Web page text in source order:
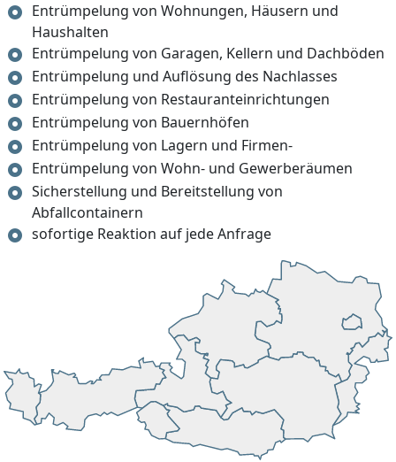
Entrümpelung von Wohnungen, Häusern und
Haushalten
Entrümpelung von Garagen, Kellern und Dachböden
Entrümpelung und Auflösung des Nachlasses
Entrümpelung von Restauranteinrichtungen
Entrümpelung von Bauernhöfen
Entrümpelung von Lagern und Firmen-
Entrümpelung von Wohn- und Gewerberäumen
Sicherstellung und Bereitstellung von
Abfallcontainern
sofortige Reaktion auf jede Anfrage